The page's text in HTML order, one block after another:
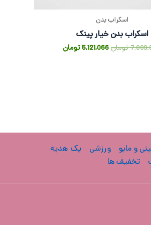
اسکراب بدن
اسکراب بدن خیار پینک
تومان5,121,066 تومان
و مایو ورزشی
پک هدیه
تخفیف ها